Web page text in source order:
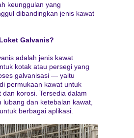
keunggulan yang
dibandingkan jenis kawat
Galvanis?
adalah jenis kawat
kotak atau persegi yang
galvanisasi — yaitu
permukaan kawat untuk
dan korosi. Tersedia dalam
lubang dan ketebalan kawat,
berbagai aplikasi.